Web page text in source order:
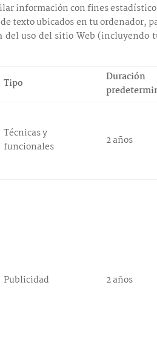
información con fines
texto ubicados en tu ordenador,
del uso del sitio Web
Tipo
Duración
Técnicas y
funcionales
2 años
Publicidad 2 años